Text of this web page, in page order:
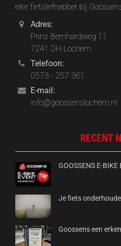
elke fietsliefhebber bij
Adres:
Prins Bernhardweg 11
7241 DH Lochem
Telefoon:
0573 - 257 361
E-mail:
info@goossenslochem.nl
RECENT
GOOSSENS E-BIKE
Je fiets
Goossens een